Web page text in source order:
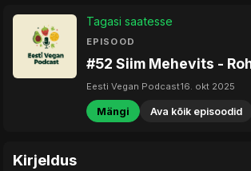
Tagasi saatesse
EPISOOD
#52 Siim Mehevits -
Eesti Vegan Podcast16. okt 2025
Mängi Ava kõik episoodid
Kirjeldus